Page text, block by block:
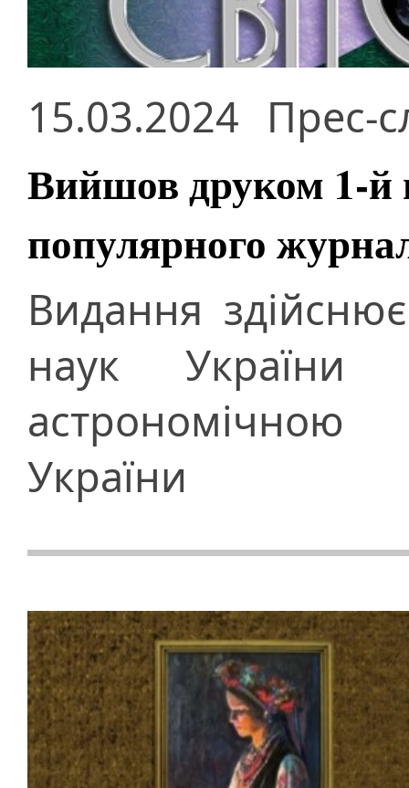
15.03.2024 Прес-
Вийшов друком 1-й
популярного
Видання
наук
України